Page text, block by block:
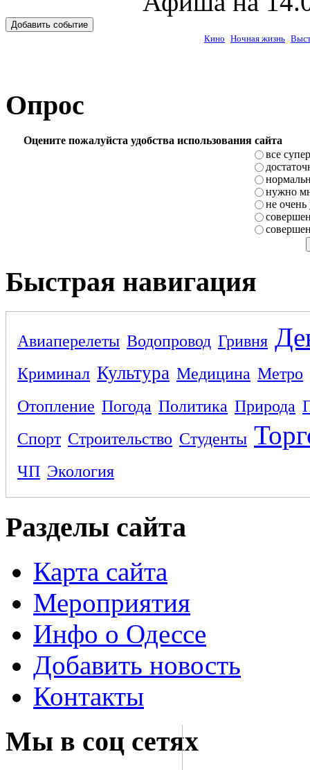
Добавить событие
Кино Ночная жизнь
Опрос
Оцените пожалуйста удобства использования сайта
все супер
нужно
не очень
Быстрая навигация
Авиаперелеты Водопровод Гривня
Криминал Культура Медицина Метро
Отопление Погода Политика Природа
Спорт Строительство Студенты
ЧП Экология
Разделы сайта
Карта сайта
Мероприятия
Инфо о Одессе
Добавить новость
Контакты
Мы в соц сетях